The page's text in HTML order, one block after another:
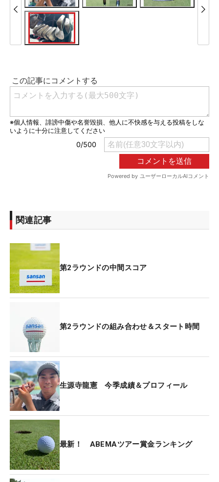
関連記事
第2ラウンドの中間スコア
第2ラウンドの組み合わせ＆スタート時間
生源寺龍憲 今季成績＆プロフィール
最新！ ABEMAツアー賞金ランキング